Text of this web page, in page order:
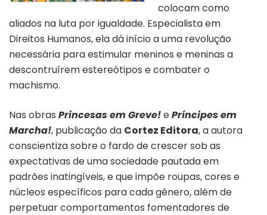
colocam como
aliados na luta por igualdade. Especialista em
Direitos Humanos, ela dá início a uma revolução
necessária para estimular meninos e meninas a
descontruírem estereótipos e combater o
machismo.
Nas obras Princesas em Greve!ePríncipes em
Marcha!, publicação da Cortez Editora, a autora
conscientiza sobre o fardo de crescer sob as
expectativas de uma sociedade pautada em
padrões inatingíveis, e que impõe roupas, cores e
núcleos específicos para cada gênero, além de
perpetuar comportamentos fomentadores de